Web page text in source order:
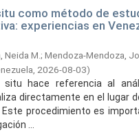
como método de
experiencias en
Neida M. ; Mendoza-Mendoza,
2026-08-03)
situ hace referencia al
directamente en el lugar
Este procedimiento es
...